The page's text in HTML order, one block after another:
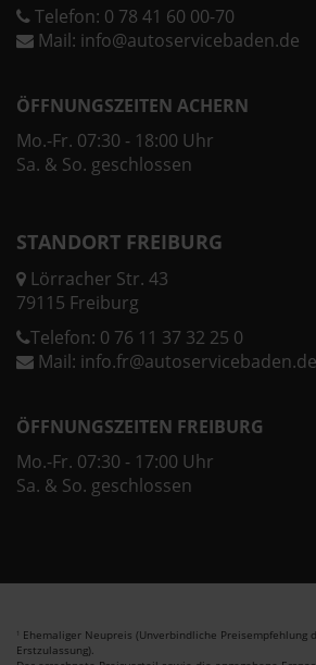
Telefon: 0 78 41 60 00-70
Mail: info@autoservicebaden.de
ÖFFNUNGSZEITEN ACHERN
Mo.-Fr. 07:30 - 18:00 Uhr
Sa. & So. geschlossen
STANDORT FREIBURG
Lörracher Str. 43
79115 Freiburg
Telefon: 0 76 11 37 32 25 0
Mail: info.fr@autoservicebaden.de
ÖFFNUNGSZEITEN FREIBURG
Mo.-Fr. 07:30 - 17:00 Uhr
Sa. & So. geschlossen
1 Ehemaliger Neupreis (Unverbindliche Preisempfehlung
Erstzulassung).